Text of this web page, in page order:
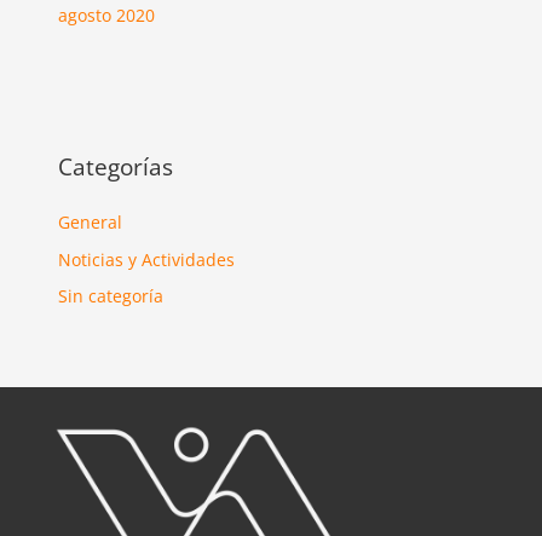
agosto 2020
Categorías
General
Noticias y Actividades
Sin categoría